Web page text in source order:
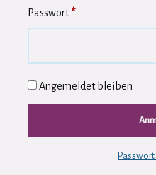
Passwort*
Angemeldet bleiben